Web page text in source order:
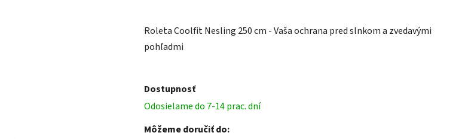
Roleta Coolfit Nesling 250 cm - Vaša ochrana pred slnkom a zvedavými
pohľadmi
Dostupnosť
Odosielame do 7-14 prac. dní
Môžeme doručiť do: